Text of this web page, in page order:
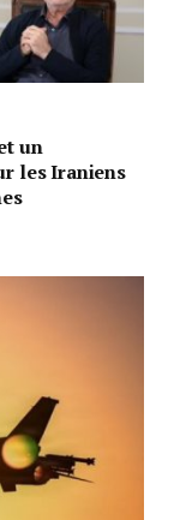
un
les Iraniens